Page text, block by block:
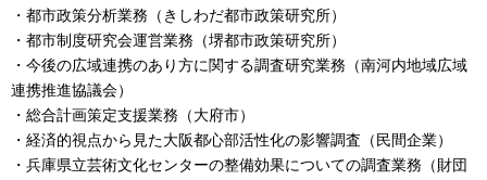
・都市政策分析業務（きしわだ都市政策研究所）
・都市制度研究会運営業務（堺都市政策研究所）
・今後の広域連携のあり方に関する調査研究業務（南河内地域広域
連携推進協議会）
・総合計画策定支援業務（大府市）
・経済的視点から見た大阪都心部活性化の影響調査（民間企業）
・兵庫県立芸術文化センターの整備効果についての調査業務（財団